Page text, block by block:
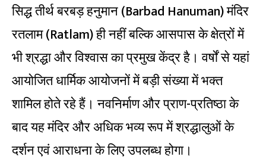
सिद्ध तीर्थ बरबड़ हनुमान (Barbad Hanuman) मंदिर
रतलाम (Ratlam) ही नहीं बल्कि आसपास के क्षेत्रों में
भी श्रद्धा और विश्वास का प्रमुख केंद्र है। वर्षों से यहां
आयोजित धार्मिक आयोजनों में बड़ी संख्या में भक्त
शामिल होते रहे हैं। नवनिर्माण और प्राण-प्रतिष्ठा के
बाद यह मंदिर और अधिक भव्य रूप में श्रद्धालुओं के
दर्शन एवं आराधना के लिए उपलब्ध होगा।